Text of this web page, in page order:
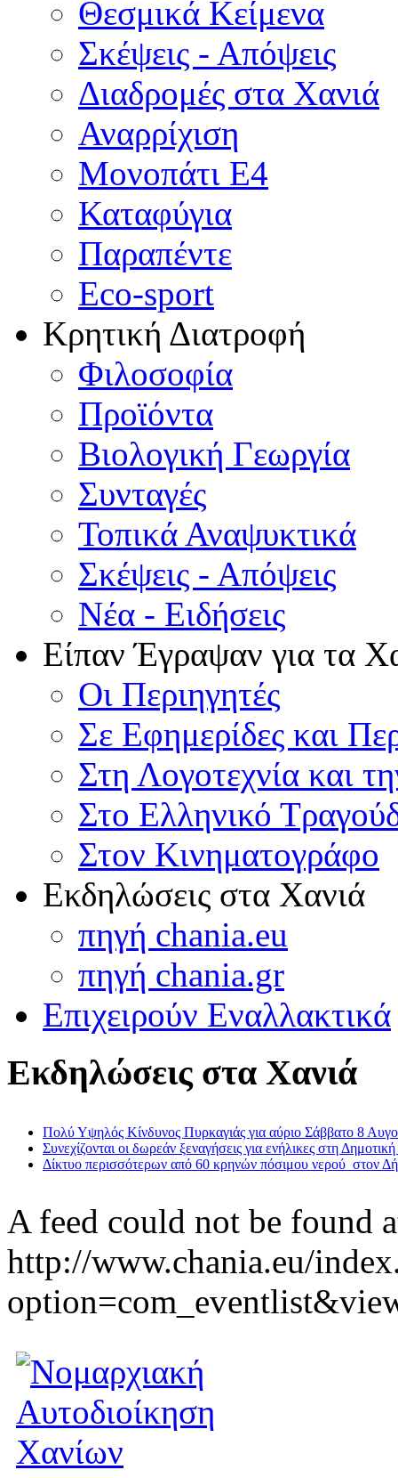
Θεσμικά Κείμενα
Σκέψεις - Απόψεις
Διαδρομές στα Χανιά
Αναρρίχιση
Μονοπάτι Ε4
Καταφύγια
Παραπέντε
Eco-sport
Κρητική Διατροφή
Φιλοσοφία
Προϊόντα
Βιολογική Γεωργία
Συνταγές
Τοπικά Αναψυκτικά
Σκέψεις - Απόψεις
Νέα - Ειδήσεις
Είπαν Έγραψαν για τα
Οι Περιηγητές
Σε Εφημερίδες και
Στη Λογοτεχνία και
Στο Ελληνικό
Στον Κινηματογράφο
Εκδηλώσεις στα Χανιά
πηγή chania.eu
πηγή chania.gr
Επιχειρούν Εναλλακτικά
Εκδηλώσεις στα Χανιά
Πολύ Υψηλός Κίνδυνος Πυρκαγιάς για αύριο Σάββατο 8
Συνεχίζονται οι δωρεάν ξεναγήσεις για ενήλικες στη
Δίκτυο περισσότερων από 60 κρηνών πόσιμου νερού στον
A feed could not be found
http://www.chania.eu/